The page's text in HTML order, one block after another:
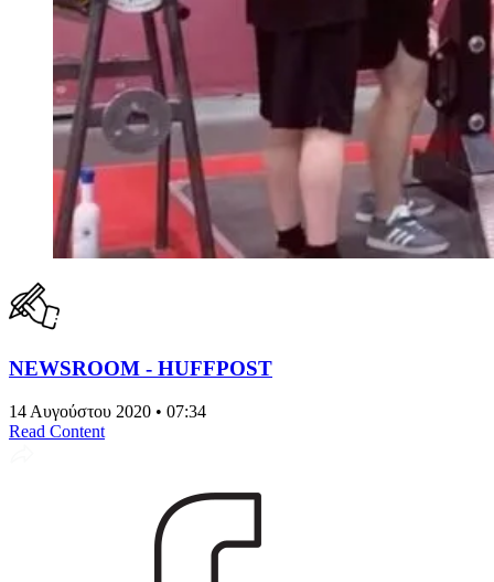
NEWSROOM - HUFFPOST
14 Αυγούστου 2020 • 07:34
Read Content